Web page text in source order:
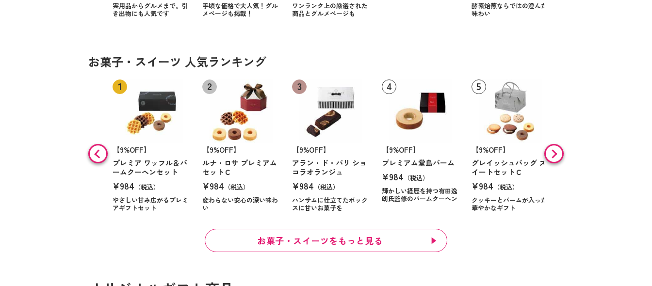
実用品からグルメまで。引
き出物にも人気です
手頃な価格で大人気！グル
メページも掲載！
ワンランク上の厳選された
商品とグルメページも
酵素焙煎ならではの澄んだ
味わい
お菓子・スイーツ 人気ランキング
【9%OFF】
プレミア ワッフル＆バ
ームクーヘンセット
¥984 （税込）
やさしい甘み広がるプレミ
アギフトセット
【9%OFF】
ルナ・ロサ プレミアム
セットＣ
¥984 （税込）
変わらない安心の深い味わ
い
【9%OFF】
アラン・ド・パリ ショ
コラオランジュ
¥984 （税込）
ハンサムに仕立てたボック
スに甘いお菓子を
【9%OFF】
プレミアム堂島バーム
¥984 （税込）
輝かしい経歴を持つ有田逸
朗氏監修のバームクーヘン
【9%OFF】
グレイッシュバッグ ス
イートセットＣ
¥984 （税込）
クッキーとバームが入った
華やかなギフト
【46%OFF】
ミル・ガトー スイーツ
お菓子・スイーツをもっと見る